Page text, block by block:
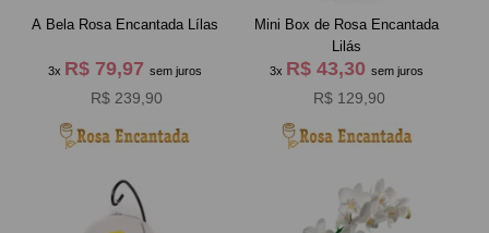
A Bela Rosa Encantada Lílas
3x R$ 79,97 sem juros
R$ 239,90
Mini Box de Rosa Encantada
Lilás
3x R$ 43,30sem juros
R$ 129,90